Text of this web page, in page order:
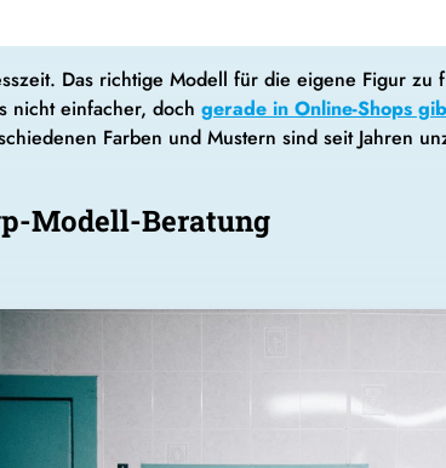
Das richtige Modell für die eigene Figur
nicht einfacher, doch gerade in Online-Shops
Farben und Mustern sind seit Jahren
Modell-Beratung